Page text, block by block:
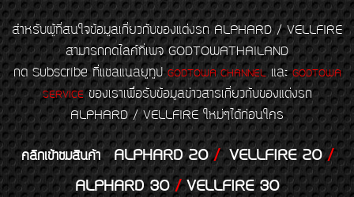
สำหรับผู้ที่สนใจข้อมูลเกี่ยวกับของแต่งรถ ALPHARD / VELLFIRE
สามารถกดไลค์ที่เพจ GODTOWATHAILAND
กด Subscribe ที่แชลแนลยูทูป GODTOWA CHANNELและGODTOWA
SERVICEของเราเพื่อรับข้อมูลข่าวสารเกี่ยวกับของแต่งรถ
ALPHARD / VELLFIRE ใหม่ๆได้ก่อนใคร
คลิกเข้าชมสินค้า ALPHARD 20/VELLFIRE 20/
ALPHARD 30/VELLFIRE 30